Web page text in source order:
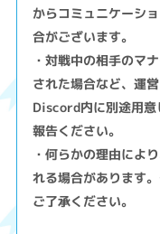
からコミュニケーシ
合がございます。
・対戦中の相手のマ
された場合など、運
Discord内に別途用意
報告ください。
・何らかの理由によ
れる場合があります
ご了承ください。